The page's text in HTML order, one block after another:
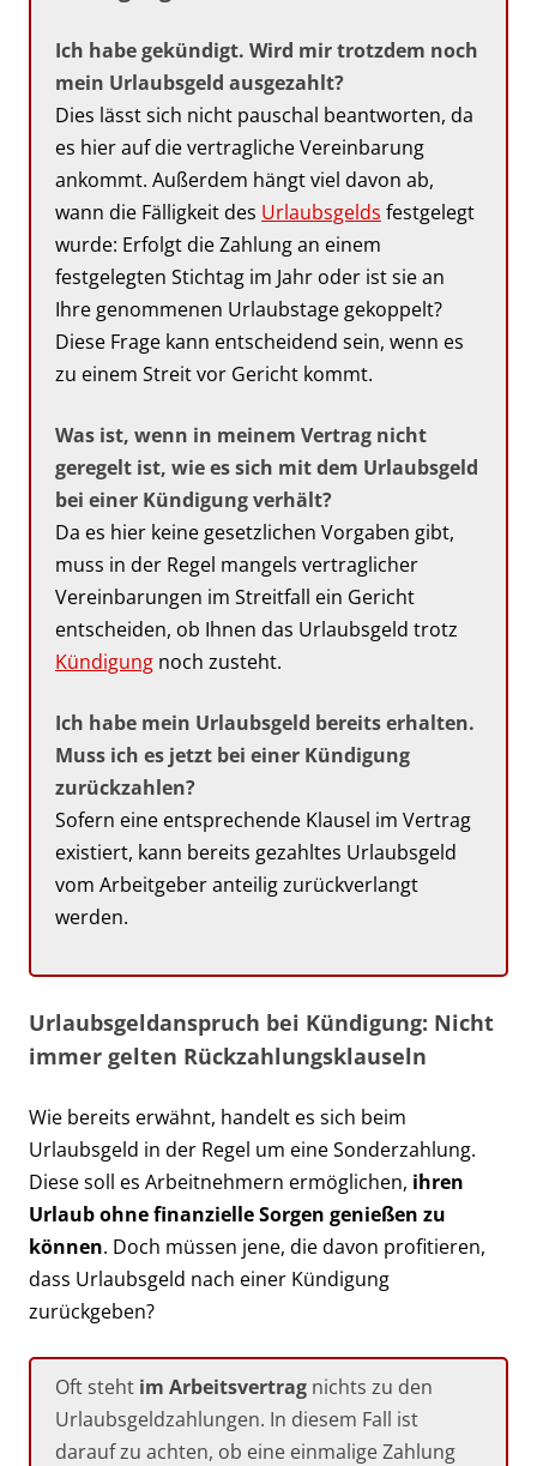
Ich habe gekündigt. Wird mir trotzdem noch
mein Urlaubsgeld ausgezahlt?
Dies lässt sich nicht pauschal beantworten, da
es hier auf die vertragliche Vereinbarung
ankommt. Außerdem hängt viel davon ab,
wann die Fälligkeit des Urlaubsgelds festgelegt
wurde: Erfolgt die Zahlung an einem
festgelegten Stichtag im Jahr oder ist sie an
Ihre genommenen Urlaubstage gekoppelt?
Diese Frage kann entscheidend sein, wenn es
zu einem Streit vor Gericht kommt.
Was ist, wenn in meinem Vertrag nicht
geregelt ist, wie es sich mit dem Urlaubsgeld
bei einer Kündigung verhält?
Da es hier keine gesetzlichen Vorgaben gibt,
muss in der Regel mangels vertraglicher
Vereinbarungen im Streitfall ein Gericht
entscheiden, ob Ihnen das Urlaubsgeld trotz
Kündigung noch zusteht.
Ich habe mein Urlaubsgeld bereits erhalten.
Muss ich es jetzt bei einer Kündigung
zurückzahlen?
Sofern eine entsprechende Klausel im Vertrag
existiert, kann bereits gezahltes Urlaubsgeld
vom Arbeitgeber anteilig zurückverlangt
werden.
Urlaubsgeldanspruch bei Kündigung: Nicht
immer gelten Rückzahlungsklauseln
Wie bereits erwähnt, handelt es sich beim
Urlaubsgeld in der Regel um eine Sonderzahlung.
Diese soll es Arbeitnehmern ermöglichen, ihren
Urlaub ohne finanzielle Sorgen genießen zu
können. Doch müssen jene, die davon profitieren,
dass Urlaubsgeld nach einer Kündigung
zurückgeben?
Oft steht im Arbeitsvertrag nichts zu den
Urlaubsgeldzahlungen. In diesem Fall ist
darauf zu achten, ob eine einmalige Zahlung